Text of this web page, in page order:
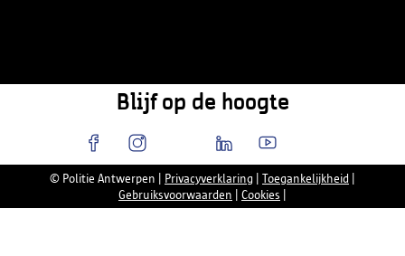
Blijf op de hoogte
© Politie Antwerpen Privacyverklaring Toegankelijkheid
Gebruiksvoorwaarden
Cookies